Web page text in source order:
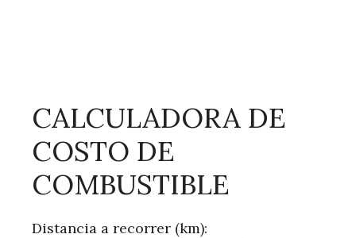
CALCULADORA DE
COSTO DE
COMBUSTIBLE
Distancia a recorrer (km):